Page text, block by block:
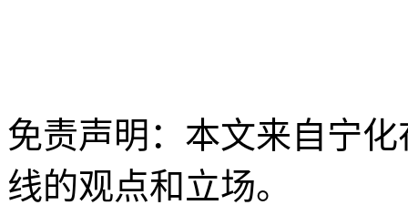
免责声明：本文来自宁
线的观点和立场。